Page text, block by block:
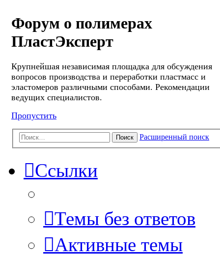
Форум о полимерах
ПластЭксперт
Крупнейшая независимая площадка для обсуждения
вопросов производства и переработки пластмасс и
эластомеров различными способами. Рекомендации
ведущих специалистов.
Пропустить
Поиск Расширенный поиск
Ссылки
Темы без ответов
Активные темы